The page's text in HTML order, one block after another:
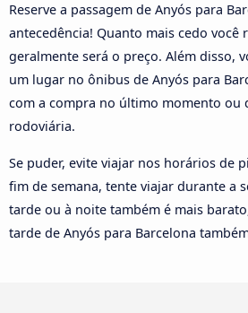
Reserve a passagem de Anyós para
antecedência! Quanto mais cedo você
geralmente será o preço. Além disso,
um lugar no ônibus de Anyós para
com a compra no último momento ou
rodoviária.
Se puder, evite viajar nos horários de
fim de semana, tente viajar durante a
tarde ou à noite também é mais
tarde de Anyós para Barcelona